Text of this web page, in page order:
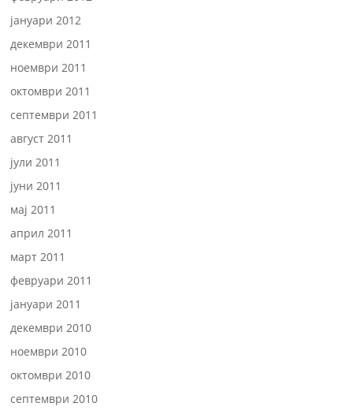
јануари 2012
декември 2011
ноември 2011
октомври 2011
септември 2011
август 2011
јули 2011
јуни 2011
мај 2011
април 2011
март 2011
февруари 2011
јануари 2011
декември 2010
ноември 2010
октомври 2010
септември 2010